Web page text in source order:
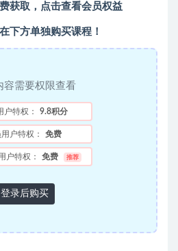
获取，点击查看会员权益
下方单独购买课程！
容需要权限查看
户特权： 9.8积分
户特权： 免费
户特权： 免费 推荐
登录后购买